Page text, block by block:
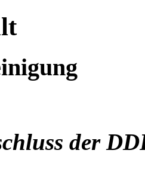
der